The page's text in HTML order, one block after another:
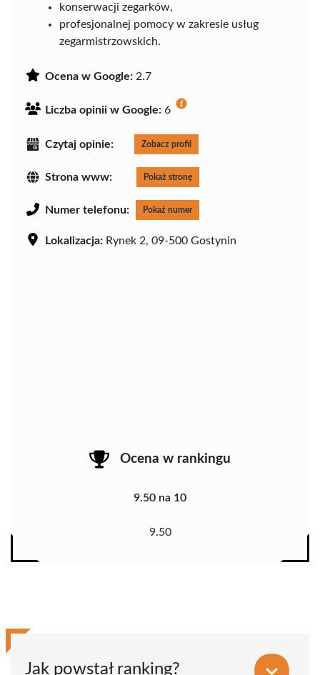
konserwacji zegarków,
profesjonalnej pomocy w zakresie usług
zegarmistrzowskich.
Ocena w Google: 2.7
Liczba opinii w Google: 6
Czytaj opinie: Zobacz profil
Strona www: Pokaż stronę
Numer telefonu: Pokaż numer
Lokalizacja: Rynek 2, 09-500 Gostynin
Ocena w rankingu
9.50 na 10
9.50
Jak powstał ranking?